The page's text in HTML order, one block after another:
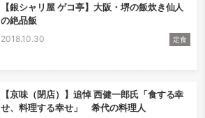
【銀シャリ屋 ゲコ亭】大阪・堺の飯炊き仙人
の絶品飯
2018.10.30 定食
【京味（閉店）】追悼 西健一郎氏「食する幸
せ、料理する幸せ」 希代の料理人